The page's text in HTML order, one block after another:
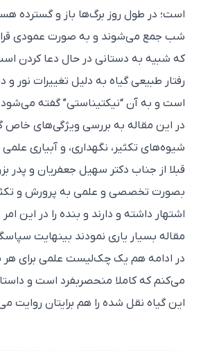
است؛ در طول روز برگ‌ها باز و گسترده هستند،
شب جمع می‌شوند و به صورت عمودی قرار
که شبیه به دستانی در حال دعا کردن است.
رفتار طبیعی گیاه به دلیل تغییرات نور و دما
است و به آن “نیکتیناستی” گفته می‌شود.
در این مقاله به بررسی ویژگی‌های خاص گیاه
شیوه‌های تکثیر، نگهداری، و آبیاری علمی آن
قبلا از جناب دکتر سهیل جعفریان و پدر
بصورت تخصصی و علمی به پرورش و تکثیر
اشتهار داشته و دارند و بنده را در این امر
مقاله بسیار یاری نمودند بینهایت
در ادامه هم یک چک‌لیست علمی برای هر بخش
می‌کنم که کاملا منحصربفرد است و
این گیاه نقل شده را هم برایتان روایت می